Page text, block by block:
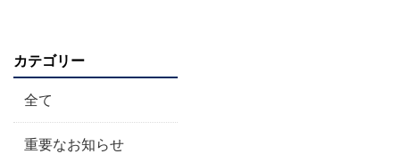
カテゴリー
全て
重要なお知らせ